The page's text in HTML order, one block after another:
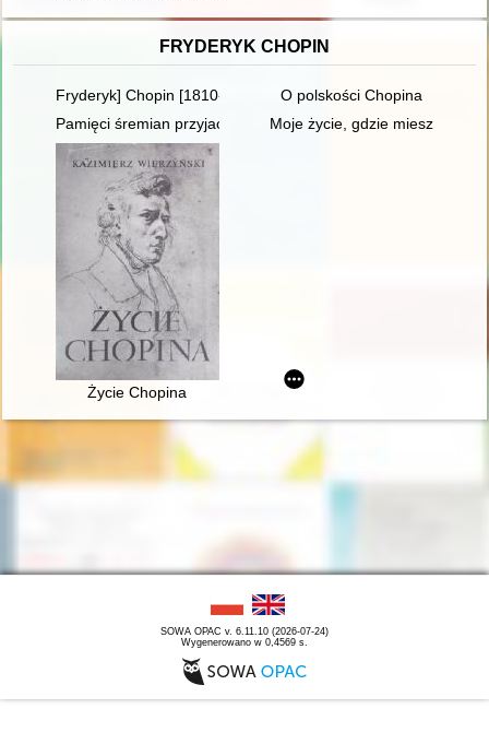
FRYDERYK CHOPIN
Fryderyk] Chopin [1810-1849] i George Sand [1804-1876]
O polskości Chopina
Pamięci śremian przyjaciół Fryderyka Chopina oraz
Moje życie, gdzie mieszka
Życie Chopina
SOWA OPAC v. 6.11.10 (2026-07-24)
Wygenerowano w 0,4569 s.